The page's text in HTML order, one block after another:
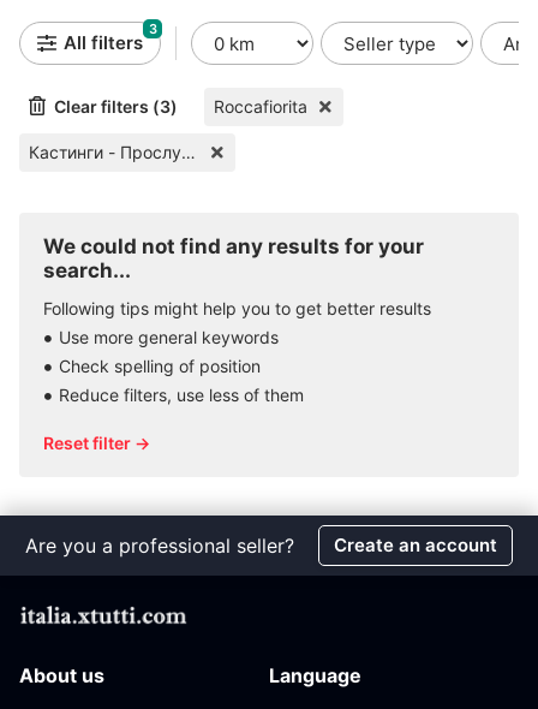
All filters
3
Clear filters (3) Roccafiorita
Кастинги - Прослушивания
We could not find any results for your
search...
Following tips might help you to get better results
Use more general keywords
Check spelling of position
Reduce filters, use less of them
Reset filter →
Are you a professional seller? Create an account
About us Language